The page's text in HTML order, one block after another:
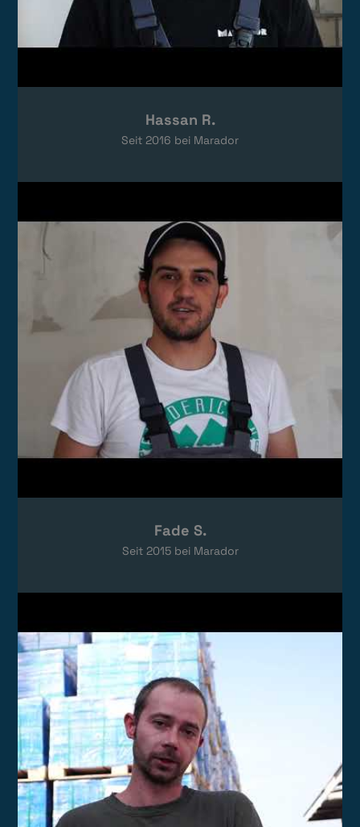
Das Video wird von YouTube eingebettet.
Datenschutzerklärungen
Hassan R.
Seit 2016 bei Marador
Das Video wird von YouTube eingebettet.
Es gelten die
Datenschutzerklärungen
Fade S.
Seit 2015bei Marador